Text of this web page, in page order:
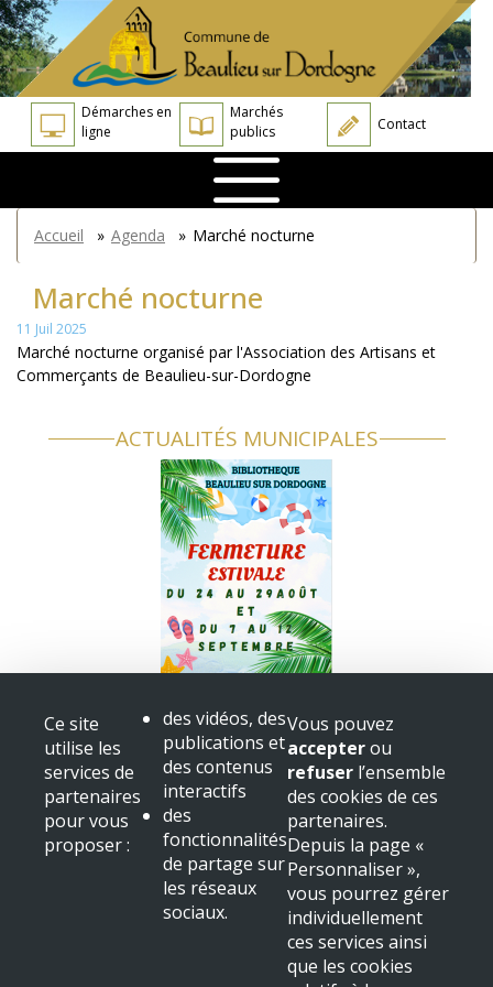
Aller
au
contenu
principal
Démarches en
ligne
Marchés
publics
Contact
You
are
here
Accueil » Agenda » Marché nocturne
Marché nocturne
11 Juil 2025
Marché nocturne organisé par l'Association des Artisans et
Commerçants de Beaulieu-sur-Dordogne
ACTUALITÉS MUNICIPALES
Fermeture bibliothèque
Congès
+ voir toutes les actualités
Mairie de Beaulieu sur Dordogne
Place Albert
19120 Beaulieu sur Dordogne
NOUS LOCALISER
Panneau de gestion des cookies
Ce site
utilise les
services de
partenaires
pour vous
proposer :
des vidéos, des
publications et
des contenus
interactifs
des
fonctionnalités
de partage sur
les réseaux
sociaux.
Vous pouvez
accepterou
refuser l’ensemble
des cookies de ces
partenaires.
Depuis la page «
Personnaliser »,
vous pourrez gérer
individuellement
ces services ainsi
que les cookies